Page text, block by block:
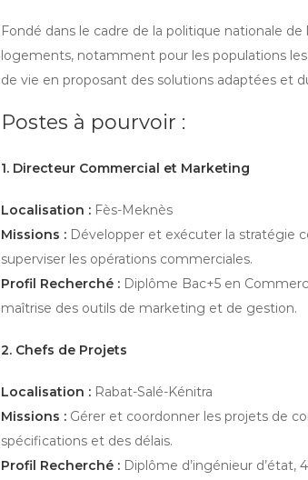
Fondé dans le cadre de la politique nationale
logements, notamment pour les populations
de vie en proposant des solutions adaptées et
Postes à pourvoir :
1. Directeur Commercial et Marketing
Localisation : Fès-Meknès
Missions : Développer et exécuter la stratégie
superviser les opérations commerciales.
Profil Recherché : Diplôme Bac+5 en
maîtrise des outils de marketing et de gestion.
2. Chefs de Projets
Localisation : Rabat-Salé-Kénitra
Missions : Gérer et coordonner les projets de
spécifications et des délais.
Profil Recherché : Diplôme d’ingénieur d’état,